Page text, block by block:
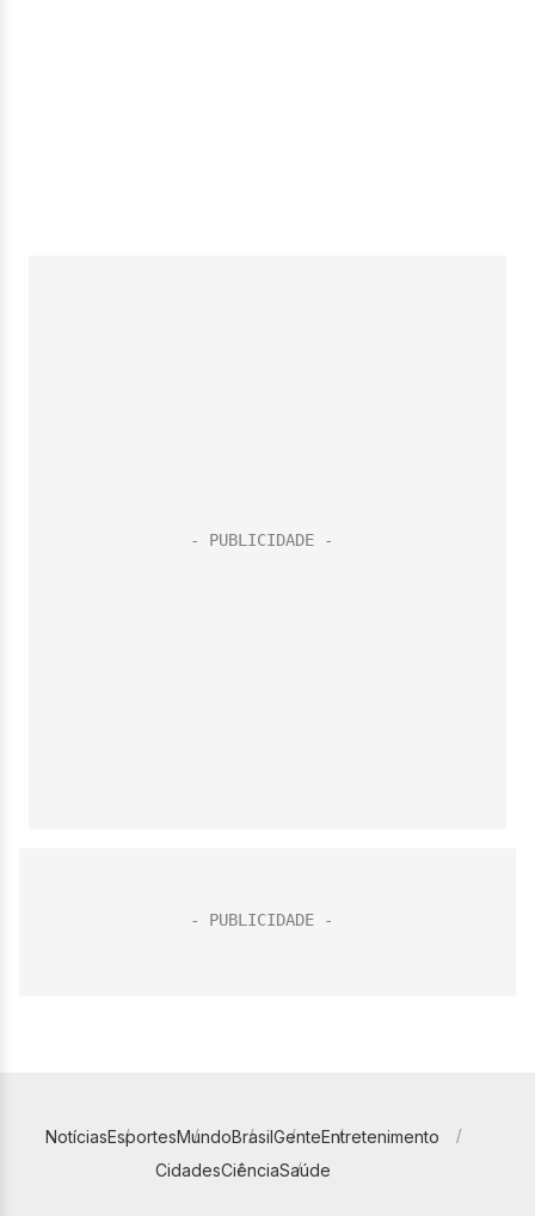
NotíciasEsportesMundoBrasilGenteEntretenimento
CidadesCiênciaSaúde